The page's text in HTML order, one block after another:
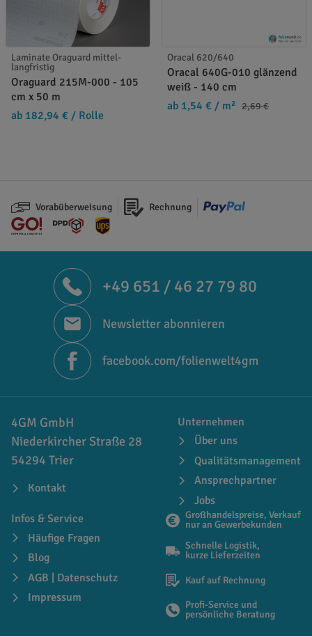
Laminate Oraguard mittel-
langfristig
Oraguard 215M-000 - 105
cm x 50 m
ab 182,94 € / Rolle
Oracal 620/640
Oracal 640G-010 glänzend
weiß - 140 cm
ab 1,54 € / m² 2,69 €
Vorabüberweisung Rechnung
+49 651 / 46 27 79 80
Newsletter abonnieren
facebook.com/folienwelt4gm
4GM GmbH
Niederkircher Straße 28
54294 Trier
Kontakt
Unternehmen
Über uns
Qualitätsmanagement
Ansprechpartner
Jobs
Infos & Service
Häufige Fragen
Blog
AGB | Datenschutz
Impressum
Großhandelspreise, Verkauf
nur an Gewerbekunden
Schnelle Logistik,
kurze Lieferzeiten
Kauf auf Rechnung
Profi-Service und
persönliche Beratung